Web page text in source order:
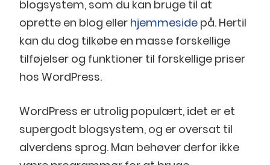
blogsystem, som du kan bruge til at
oprette en blog eller hjemmeside på. Hertil
kan du dog tilkøbe en masse forskellige
tilføjelser og funktioner til forskellige priser
hos WordPress.
WordPress er utrolig populært, idet er et
supergodt blogsystem, og er oversat til
alverdens sprog. Man behøver derfor ikke